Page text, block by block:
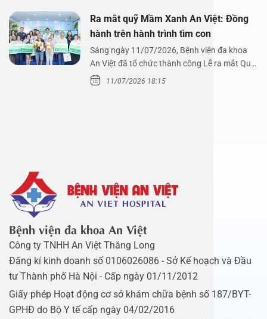
Ra mắt quỹ Mầm Xanh An Việt: Đồng
hành trên hành trình tìm con
Sáng ngày 11/07/2026, Bệnh viện đa khoa
An Việt đã tổ chức thành công Lễ ra mắt Quỹ
Mầm Xanh…
11/07/2026 18:15
Bệnh viện đa khoa An Việt
Công ty TNHH An Việt Thăng Long
Đăng kí kinh doanh số 0106026086 - Sở Kế hoạch và Đầu
tư Thành phố Hà Nội - Cấp ngày 01/11/2012
Giấy phép Hoạt động cơ sở khám chữa bệnh số 187/BYT-
GPHĐ do Bộ Y tế cấp ngày 04/02/2016